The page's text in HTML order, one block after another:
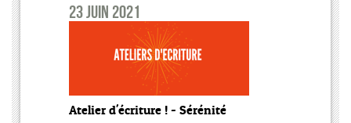
23 juin 2021
Atelier d'écriture ! - Sérénité